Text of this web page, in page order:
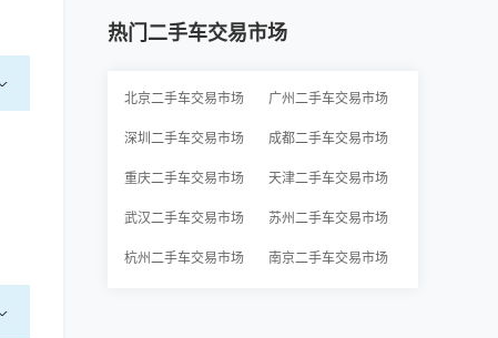
热门二手车交易市场
北京二手车交易市场 广州二手车交易市场
深圳二手车交易市场 成都二手车交易市场
重庆二手车交易市场 天津二手车交易市场
武汉二手车交易市场 苏州二手车交易市场
杭州二手车交易市场 南京二手车交易市场